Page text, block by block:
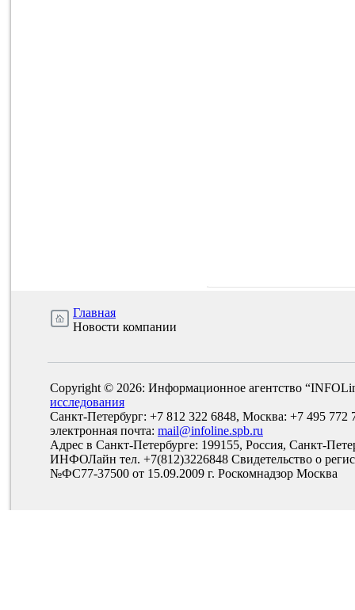
Главная
Новости компании
Copyright © 2026: Информационное агентство
исследования
Санкт-Петербург: +7 812 322 6848, Москва: +7 495 772
электронная почта: mail@infoline.spb.ru
Адрес в Санкт-Петербурге: 199155, Россия, Санкт-
ИНФОЛайн тел. +7(812)3226848 Свидетельство о
№ФС77-37500 от 15.09.2009 г. Роскомнадзор Москва